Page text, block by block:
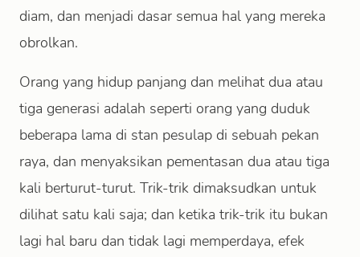
diam, dan menjadi dasar semua hal yang mereka
obrolkan.
Orang yang hidup panjang dan melihat dua atau
tiga generasi adalah seperti orang yang duduk
beberapa lama di stan pesulap di sebuah pekan
raya, dan menyaksikan pementasan dua atau tiga
kali berturut-turut. Trik-trik dimaksudkan untuk
dilihat satu kali saja; dan ketika trik-trik itu bukan
lagi hal baru dan tidak lagi memperdaya, efek